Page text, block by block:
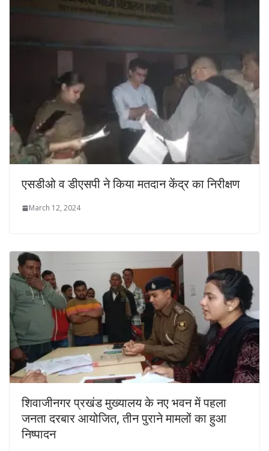
एसडीओ व डीएसपी ने किया मतदान केंद्र का निरीक्षण
March 12, 2024
शिवाजीनगर प्रखंड मुख्यालय के नए भवन में पहला
जनता दरबार आयोजित, तीन पुराने मामलों का हुआ
निष्पादन